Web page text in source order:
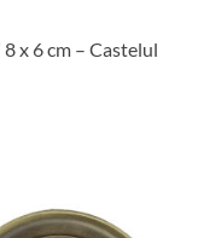
x 6 cm – Castelul